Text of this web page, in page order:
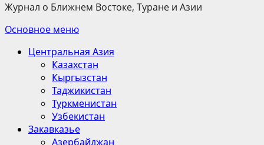
Журнал о Ближнем Востоке, Туране и Азии
Основное меню
Центральная Азия
Казахстан
Кыргызстан
Таджикистан
Туркменистан
Узбекистан
Закавказье
Азербайджан